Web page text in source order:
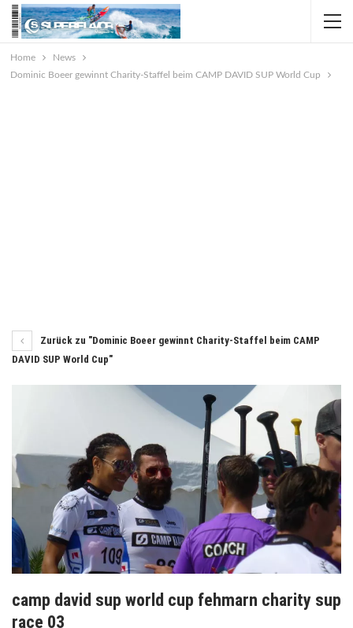
Home
News
Dominic Boeer gewinnt Charity-Staffel beim CAMP DAVID SUP World Cup
Zurück zu "Dominic Boeer gewinnt Charity-Staffel beim CAMP
DAVID SUP World Cup"
camp david sup world cup fehmarn charity sup
race 03